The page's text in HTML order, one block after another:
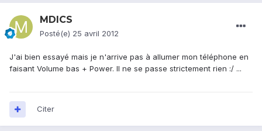
MDICS
Posté(e) 25 avril 2012
J'ai bien essayé mais je n'arrive pas à allumer mon téléphone en
faisant Volume bas + Power. Il ne se passe strictement rien :/ ...
Citer